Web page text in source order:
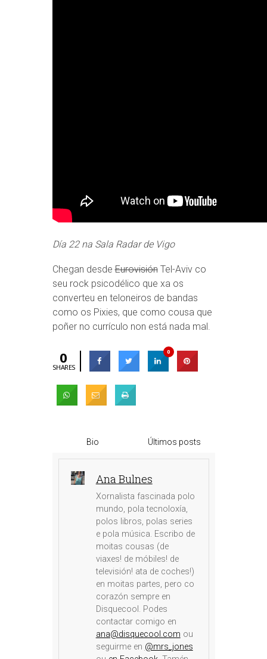
Día 22 na Sala Radar de Vigo
Chegan desdeEurovisiónTel-Aviv co
seu rock psicodélico que xa os
converteu en teloneiros de bandas
como os Pixies, que como cousa que
poñer no currículo non está nada mal.
0
SHARES
0
Bio Últimos posts
Ana Bulnes
Xornalista fascinada polo
mundo, pola tecnoloxía,
polos libros, polas series
e pola música. Escribo de
moitas cousas (de
viaxes! de móbiles! de
televisión! ata de coches!)
en moitas partes, pero co
corazón sempre en
Disquecool. Podes
contactar comigo en
ana@disquecool.com ou
seguirme en @mrs_jones